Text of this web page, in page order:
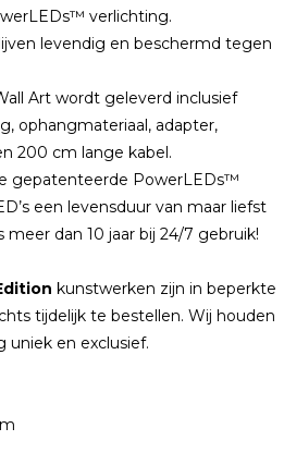
verlichting.
levendig en beschermd tegen
Art wordt geleverd inclusief
ophangmateriaal, adapter,
200 cm lange kabel.
gepatenteerde PowerLEDs™
een levensduur van maar liefst
dan 10 jaar bij 24/7 gebruik!
kunstwerken zijn in beperkte
tijdelijk te bestellen. Wij houden
uniek en exclusief.